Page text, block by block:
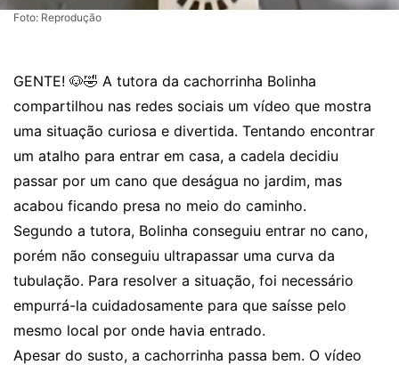
Foto: Reprodução
GENTE! 🐶🤣 A tutora da cachorrinha Bolinha
compartilhou nas redes sociais um vídeo que mostra
uma situação curiosa e divertida. Tentando encontrar
um atalho para entrar em casa, a cadela decidiu
passar por um cano que deságua no jardim, mas
acabou ficando presa no meio do caminho.
Segundo a tutora, Bolinha conseguiu entrar no cano,
porém não conseguiu ultrapassar uma curva da
tubulação. Para resolver a situação, foi necessário
empurrá-la cuidadosamente para que saísse pelo
mesmo local por onde havia entrado.
Apesar do susto, a cachorrinha passa bem. O vídeo